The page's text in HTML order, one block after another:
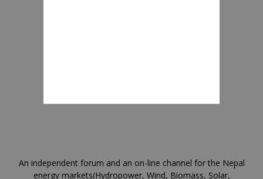
An independent forum and an on-line channel for the Nepal
energy markets(Hydropower, Wind, Biomass, Solar,